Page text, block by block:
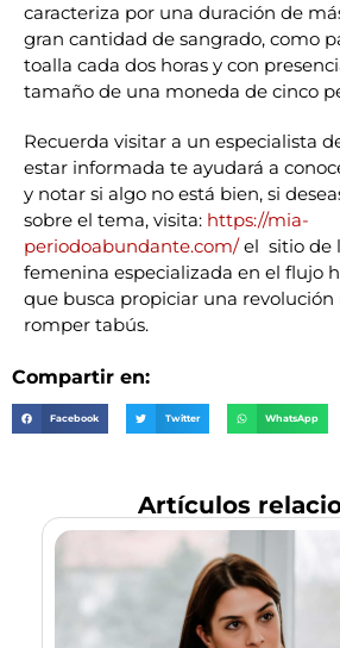
caracteriza por una duración de
gran cantidad de sangrado, como
toalla cada dos horas y con
tamaño de una moneda de cinco
Recuerda visitar a un especialista
estar informada te ayudará a
y notar si algo no está bien, si
sobre el tema, visita: https://mia-
periodoabundante.com/ el sitio de
femenina especializada en el flujo
que busca propiciar una
romper tabús.
Compartir en:
Facebook Twitter WhatsApp
Artículos